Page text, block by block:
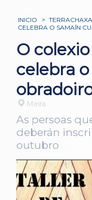
INICIO > TERRACHAXA
CELEBRA O SAMAÍN
O
celebra
Meira
As persoas
deberán
outubro